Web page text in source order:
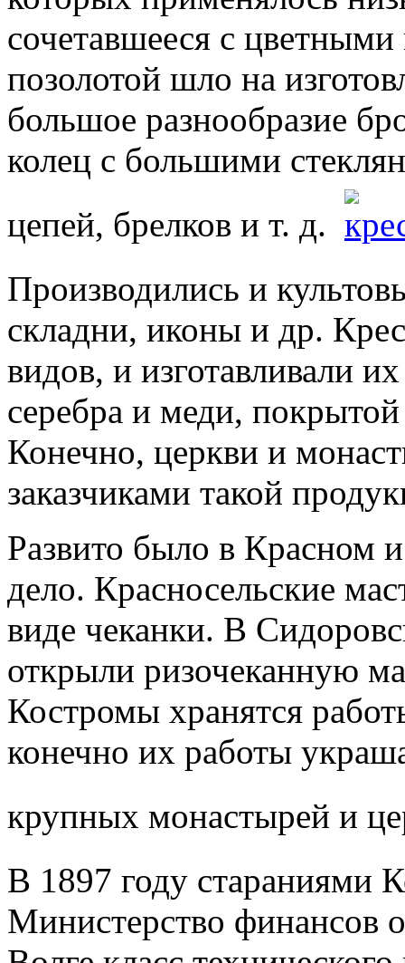
сочетавшееся с
позолотой шло на
большое разнообразие
колец с большими
цепей, брелков и т. д.
Производились и
складни, иконы и др.
видов, и изготавливали
серебра и меди,
Конечно, церкви и
заказчиками такой
Развито было в Красном
дело. Красносельские
виде чеканки. В
открыли ризочеканную
Костромы хранятся
конечно их работы
крупных монастырей и
В 1897 году стараниями
Министерство финансов